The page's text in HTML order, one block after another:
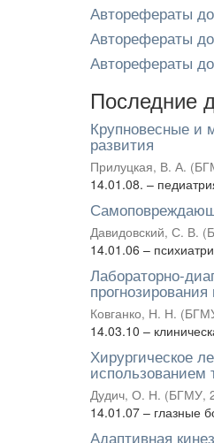
Авторефераты
Авторефераты
Авторефераты
Последние
Крупновесные и
развития
Прилуцкая, В. А. (
14.01.08. –
Давидовский, С. В. (
14.01.06 –
Лабораторно-
Ковганко, Н. Н. (
14.03.10 –
Хирургическое
использованием
Дудич, О. Н. (БГМУ,
14.01.07 – глазные
Адаптивная